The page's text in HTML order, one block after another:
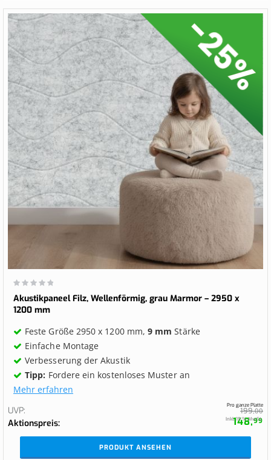
Wertung:
0%
Akustikpaneel Filz, Wellenförmig, grau Marmor – 2950 x
1200 mm
Feste Größe 2950 x 1200 mm,9 mm Stärke
Einfache Montage
Verbesserung der Akustik
Tipp: Fordere ein kostenloses Muster an
Mehr erfahren
UVP
199,00
Aktionspreis
Pro ganze Platte
148,99
Inkl. 19 % MwSt.
PRODUKT ANSEHEN